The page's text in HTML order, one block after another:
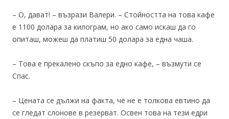
– О, дават! – възрази Валери. – Стойността на това кафе
е 1100 долара за килограм, но ако само искаш да го
опиташ, можеш да платиш 50 долара за една чаша.
– Това е прекалено скъпо за едно кафе, – възмути се
Спас.
– Цената се дължи на факта, че не е толкова евтино да
се гледат слонове в резерват. Освен това на тези едри